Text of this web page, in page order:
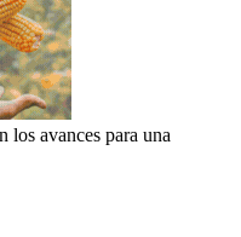
los avances para una